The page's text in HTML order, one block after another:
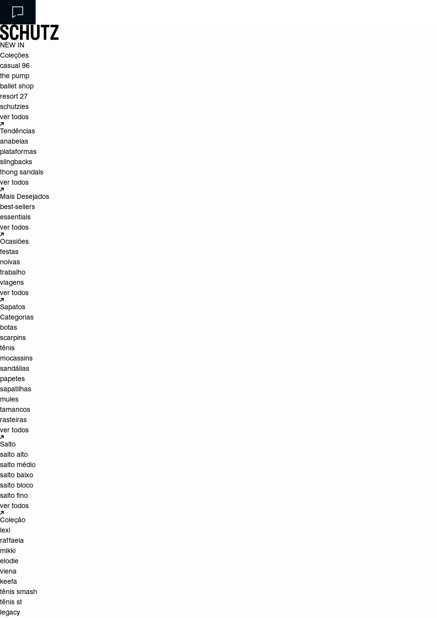
NEW IN
Coleções
casual 96
the pump
ballet shop
resort 27
schutzies
ver todos
Tendências
anabelas
plataformas
slingbacks
thong sandals
ver todos
Mais Desejados
best-sellers
essentials
ver todos
Ocasiões
festas
noivas
trabalho
viagens
ver todos
Sapatos
Categorias
botas
scarpins
tênis
mocassins
sandálias
papetes
sapatilhas
mules
tamancos
rasteiras
ver todos
Salto
salto alto
salto médio
salto baixo
salto bloco
salto fino
ver todos
Coleção
lexi
raffaela
mikki
elodie
viena
keefa
tênis smash
tênis st
legacy